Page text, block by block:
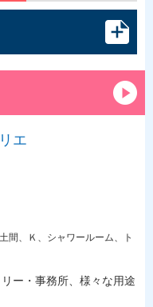
エ
間、Ｋ、シャワールーム、ト
ー・事務所、様々な用途